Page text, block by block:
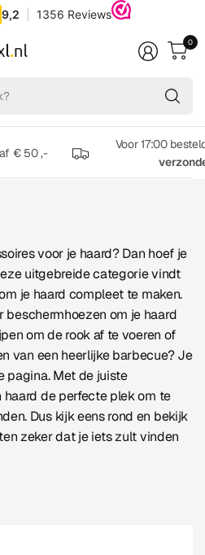
op
0
€ 50 ,-
Voor 17:00
voor je haard? Dan hoef je
uitgebreide categorie vindt
je haard compleet te maken.
beschermhoezen om je haard
om de rook af te voeren of
van een heerlijke barbecue? Je
pagina. Met de juiste
de perfecte plek om te
Dus kijk eens rond en bekijk
zeker dat je iets zult vinden